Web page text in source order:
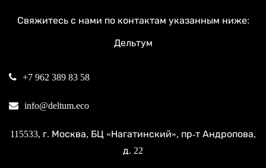
Свяжитесь с нами по контактам указанным ниже:
Дельтум
+7 962 389 83 58
info@deltum.eco
115533, г. Москва, БЦ «Нагатинский», пр-т Андропова,
д. 22